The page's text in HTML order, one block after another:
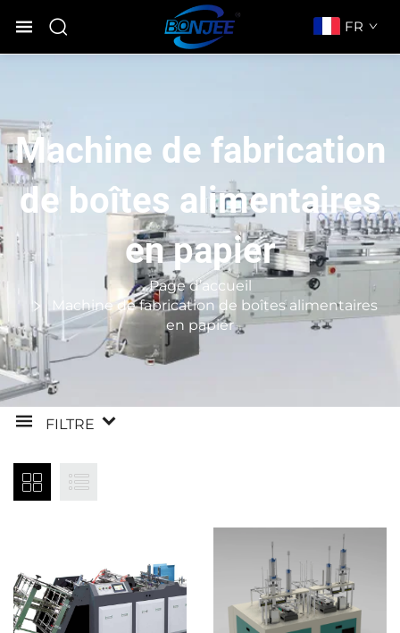
FR
Machine de fabrication
de boîtes alimentaires
en papier
Page d’accueil
Machine de fabrication de boîtes alimentaires
en papier
FILTRE